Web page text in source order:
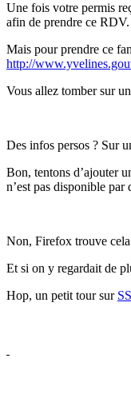
Une fois votre permis
afin de prendre ce RDV.
Mais pour prendre ce
http://
Vous allez tomber sur
Des infos persos ? Sur
Bon, tentons d’ajouter
n’est pas disponible par
Non, Firefox trouve
Et si on y regardait de
Hop, un petit tour sur